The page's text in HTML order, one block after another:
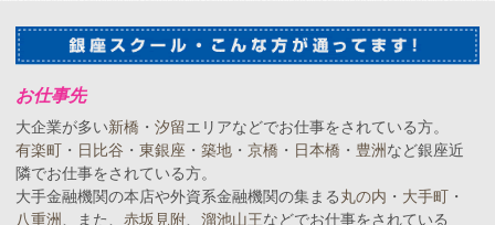
お仕事先
大企業が多い新橋 ・汐留エリアなどでお仕事をされている方。
有楽町 ・ 日比谷 ・東銀座 ・築地 ・京橋 ・ 日本橋 ・ 豊洲など銀座近
隣でお仕事をされている方。
大手金融機関の本店や外資系金融機関の集まる丸の内 ・ 大手町 ・
八重洲
、また、赤坂見附 、溜池山王などでお仕事をされている